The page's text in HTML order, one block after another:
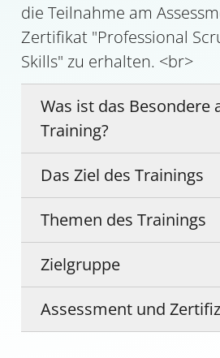
die Teilnahme am
Zertifikat "Professional
Skills" zu erhalten. <br>
Was ist das Besondere
Training?
Das Ziel des Trainings
Themen des Trainings
Zielgruppe
Assessment und